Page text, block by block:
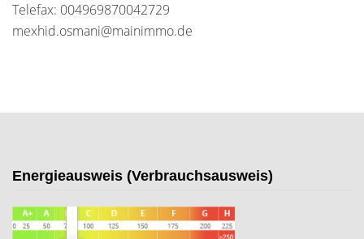
Telefax: 004969870042729
mexhid.osmani@mainimmo.de
Energieausweis (Verbrauchsausweis)